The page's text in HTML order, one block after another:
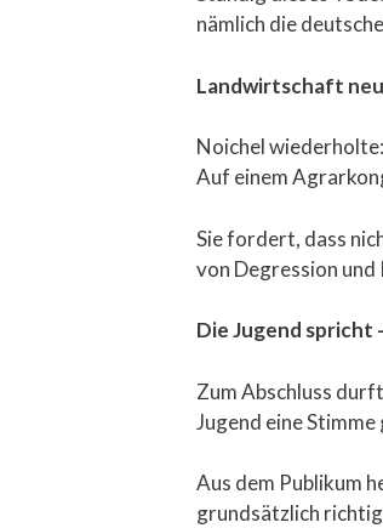
nämlich die
Landwirtschaft
Noichel
Auf einem
Sie fordert, dass
von Degression und
Die Jugend spricht
Zum Abschluss
Jugend eine
Aus dem Publikum
grundsätzlich